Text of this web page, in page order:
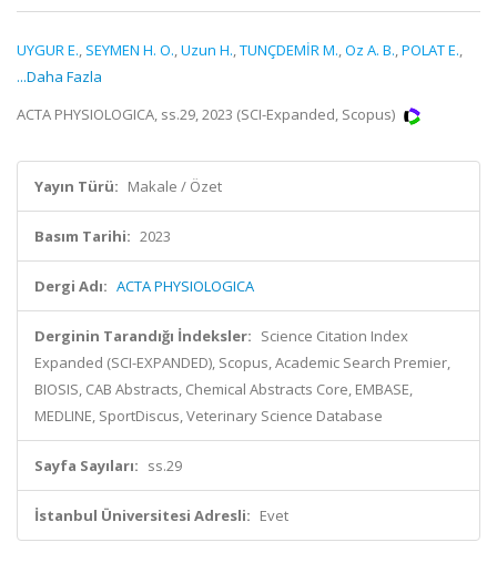
UYGUR E., SEYMEN H. O.,Uzun H.,TUNÇDEMİR M.,Oz A. B.,POLAT E.,
...Daha Fazla
ACTA PHYSIOLOGICA, ss.29, 2023 (SCI-Expanded, Scopus)
Yayın Türü: Makale / Özet
Basım Tarihi: 2023
Dergi Adı: ACTA PHYSIOLOGICA
Derginin Tarandığı İndeksler: Science Citation Index
Expanded (SCI-EXPANDED), Scopus, Academic Search Premier,
BIOSIS, CAB Abstracts, Chemical Abstracts Core, EMBASE,
MEDLINE, SportDiscus, Veterinary Science Database
Sayfa Sayıları: ss.29
İstanbul Üniversitesi Adresli: Evet